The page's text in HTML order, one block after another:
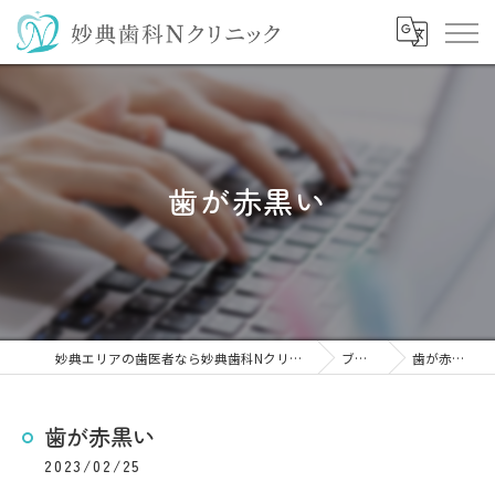
歯が赤黒い
妙典エリアの歯医者なら妙典歯科Nクリニック ブログ 歯が赤黒い
歯が赤黒い
2023/02/25